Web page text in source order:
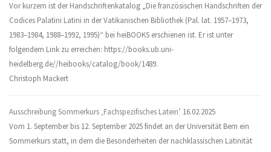
Vor kurzem ist der Handschriftenkatalog „Die französischen Handschriften der
Codices Palatini Latini in der Vatikanischen Bibliothek (Pal. lat. 1957–1973,
1983–1984, 1988–1992, 1995)“ bei heiBOOKS erschienen ist. Er ist unter
folgendem Link zu erreichen: https://books.ub.uni-
heidelberg.de//heibooks/catalog/book/1489.
Christoph Mackert
Ausschreibung Sommerkurs ‚Fachspezifisches Latein’ 16.02.2025
Vom 1. September bis 12. September 2025 findet an der Universität Bern ein
Sommerkurs statt, in dem die Besonderheiten der nachklassischen Latinität